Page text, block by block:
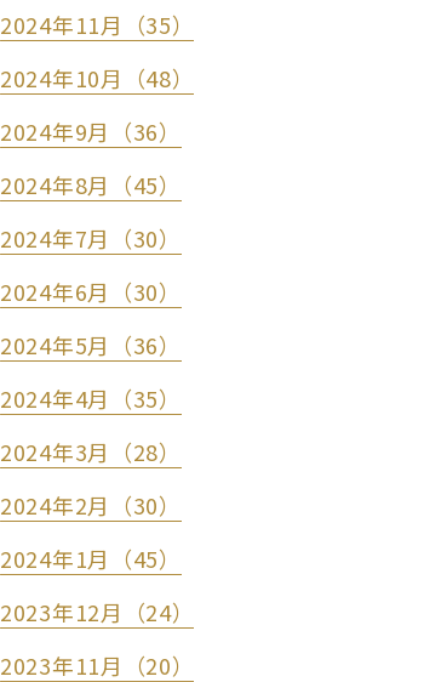
2024年11月（35）
2024年10月（48）
2024年9月（36）
2024年8月（45）
2024年7月（30）
2024年6月（30）
2024年5月（36）
2024年4月（35）
2024年3月（28）
2024年2月（30）
2024年1月（45）
2023年12月（24）
2023年11月（20）